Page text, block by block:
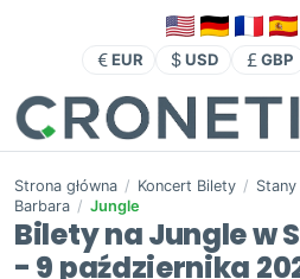
EUR USD GBP
Strona główna / Koncert Bilety /
Barbara / Jungle
Bilety na Jungle w
- 9 października